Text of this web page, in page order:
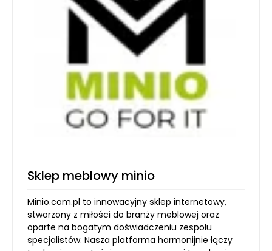
Sklep meblowy minio
Minio.com.pl to innowacyjny sklep internetowy,
stworzony z miłości do branży meblowej oraz
oparte na bogatym doświadczeniu zespołu
specjalistów. Nasza platforma harmonijnie łączy